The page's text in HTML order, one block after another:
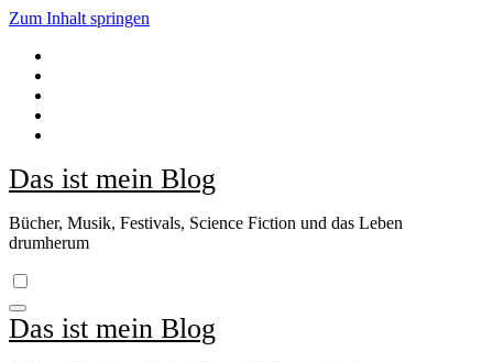
Zum Inhalt springen
Das ist mein Blog
Bücher, Musik, Festivals, Science Fiction und das Leben
drumherum
Das ist mein Blog